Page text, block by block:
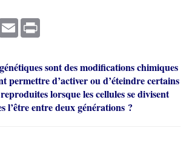
Email
sont des modifications chimiques
permettre d’activer ou d’éteindre certains
lorsque les cellules se divisent
l’être entre deux générations ?